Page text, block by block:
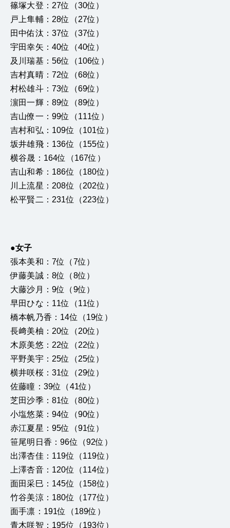
篠塚大登：27位（30位）
戸上隼輔：28位（27位）
田中佑汰：37位（37位）
宇田幸矢：40位（40位）
及川瑞基：56位（106位）
吉村真晴：72位（68位）
村松雄斗：73位（69位）
濵田一輝：89位（89位）
吉山僚一：99位（111位）
吉村和弘：109位（101位）
坂井雄飛：136位（155位）
横谷晟：164位（167位）
吉山和希：186位（180位）
川上流星：208位（202位）
松平賢二：231位（223位）
●女子
張本美和：7位（7位）
伊藤美誠：8位（8位）
大藤沙月：9位（9位）
早田ひな：11位（11位）
橋本帆乃香：14位（19位）
長﨑美柚：20位（20位）
木原美悠：22位（22位）
平野美宇：25位（25位）
横井咲桜：31位（29位）
佐藤瞳：39位（41位）
芝田沙季：81位（80位）
小塩悠菜：94位（90位）
赤江夏星：95位（91位）
笹尾明日香：96位（92位）
出澤杏佳：119位（119位）
上澤杏音：120位（114位）
面田采巳：145位（158位）
竹谷美涼：180位（177位）
面手凛：191位（189位）
青木咲智：195位（193位）